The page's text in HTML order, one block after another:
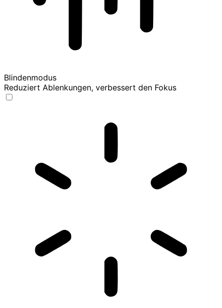
Blindenmodus
Reduziert Ablenkungen, verbessert den Fokus